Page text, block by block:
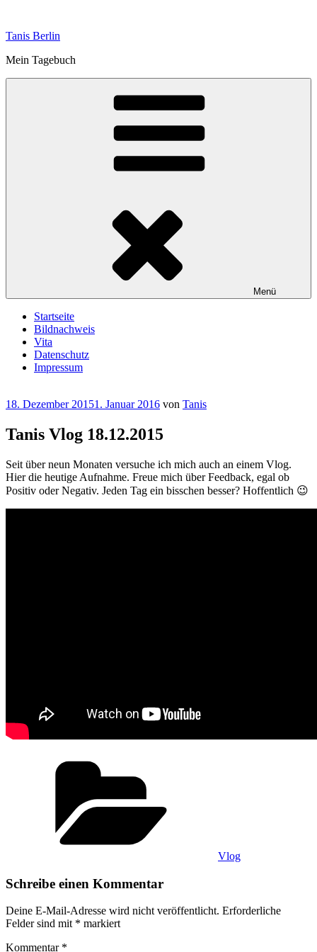
springen
Tanis Berlin
Mein Tagebuch
Menü
Startseite
Bildnachweis
Vita
Datenschutz
Impressum
Veröffentlicht
18. Dezember 20151. Januar 2016 von Tanis
Tanis Vlog 18.12.2015
Seit über neun Monaten versuche ich mich auch an einem Vlog.
Hier die heutige Aufnahme. Freue mich über Feedback, egal ob
Positiv oder Negativ. Jeden Tag ein bisschen besser? Hoffentlich 😉
Vlog
Schreibe einen Kommentar
Deine E-Mail-Adresse wird nicht veröffentlicht. Erforderliche
Felder sind mit * markiert
Kommentar *